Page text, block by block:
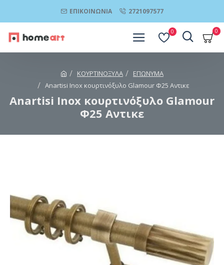
ΕΠΙΚΟΙΝΩΝΊΑ 2721097577
0 0
ΚΟΥΡΤΙΝΟΞΥΛΑ
ΕΠΩΝΥΜΑ
Anartisi Inox κουρτινόξυλο Glamour Φ25 Αντικε
Anartisi Inox κουρτινόξυλο Glamour
Φ25 Αντικε